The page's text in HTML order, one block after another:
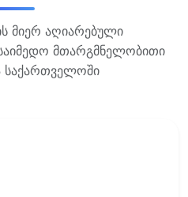
მიერ აღიარებული
მთარგმნელობითი
საქართველოში